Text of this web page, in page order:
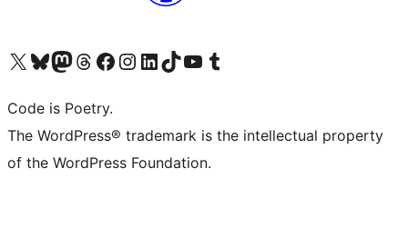
Bezoek ons X (voorheen Twitter) account
Bezoek onze Bluesky account
Bezoek ons Mastodon account
Bezoek onze Threads account
Onze Facebookpagina bezoeken
Bezoek onze Instagram account
Bezoek onze LinkedIn account
Bezoek onze TikTok account
Bezoek ons YouTube kanaalBezoek onze Tumblr account
Code is Poetry.
The WordPress® trademark is the intellectual property
of the WordPress Foundation.